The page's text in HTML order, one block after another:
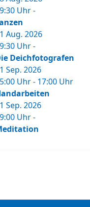
Uhr-
Aug. 2026
Uhr-
Deichfotografen
Sep. 2026
Uhr- 17:00 Uhr
Sep. 2026
Uhr-